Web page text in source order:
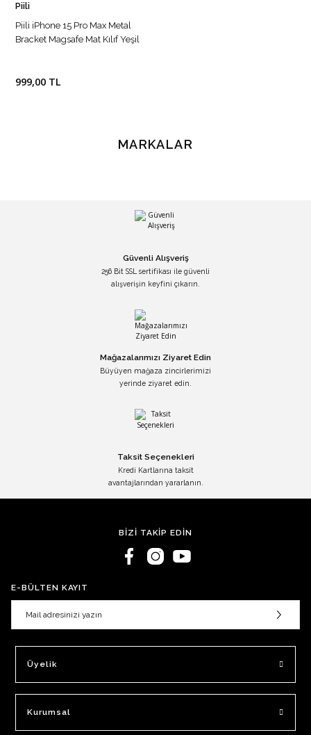
Piili
Piili iPhone 15 Pro Max Metal
Bracket Magsafe Mat Kılıf Yeşil
999,00 TL
MARKALAR
Güvenli Alışveriş
256 Bit SSL sertifikası ile güvenli
alışverişin keyfini çıkarın.
Mağazalarımızı Ziyaret Edin
Büyüyen mağaza zincirlerimizi
yerinde ziyaret edin.
Taksit Seçenekleri
Kredi Kartlarına taksit
avantajlarından yararlanın.
BİZİ TAKİP EDİN
E-BÜLTEN KAYIT
Üyelik
Kurumsal